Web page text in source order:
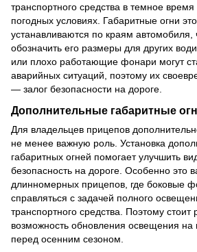
транспортного средства в темное
погодных условиях. Габаритные огни
устанавливаются по краям автомобиля,
обозначить его размеры для других
или плохо работающие фонари могут
аварийных ситуаций, поэтому их
— залог безопасности на дороге.
Дополнительные габаритные
Для владельцев прицепов
не менее важную роль. Установка
габаритных огней помогает улучшить
безопасность на дороге. Особенно это
длинномерных прицепов, где боковые
справляться с задачей полного
транспортного средства. Поэтому стоит
возможность обновления освещения
перед осенним сезоном.